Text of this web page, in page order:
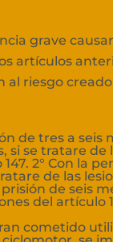
grave
artículos
al riesgo
de tres a seis
si se tratare de
2° Con la
de las
de seis
del artículo
cometido